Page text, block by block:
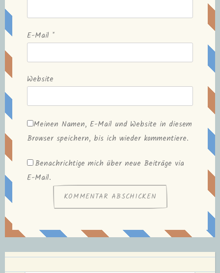
E-Mail *
Website
Meinen Namen, E-Mail und Website in diesem
Browser speichern, bis ich wieder kommentiere.
Benachrichtige mich über neue Beiträge via
E-Mail.